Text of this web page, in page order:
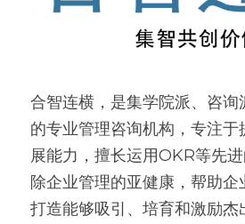
合智连横，是集学院派、咨询
的专业管理咨询机构，专注
展能力，擅长运用OKR等先
除企业管理的亚健康，帮助企
打造能够吸引、培育和激励杰